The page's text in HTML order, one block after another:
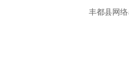
丰都县网